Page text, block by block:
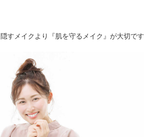
すメイクより『肌を守るメイク』が大切です